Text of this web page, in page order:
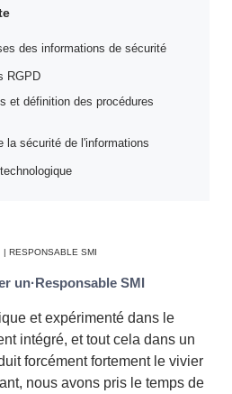
des informations de sécurité
RGPD
et définition des procédures
la sécurité de l'informations
| RESPONSABLE SMI
un·Responsable SMI
et expérimenté dans le
intégré, et tout cela dans un
forcément fortement le vivier
nous avons pris le temps de